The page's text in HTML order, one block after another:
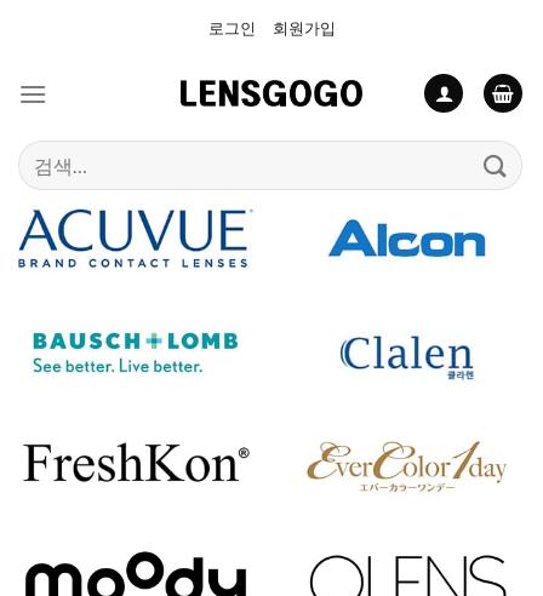
로그인 회원가입
검
색: